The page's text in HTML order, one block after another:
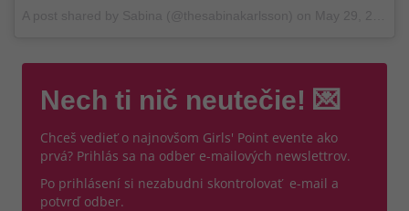
Nech ti nič neutečie! 💌
Chceš vedieť o najnovšom Girls' Point evente ako
prvá? Prihlás sa na odber e-mailových newslettrov.
Po prihlásení si nezabudni skontrolovať e-mail a
potvrď odber.